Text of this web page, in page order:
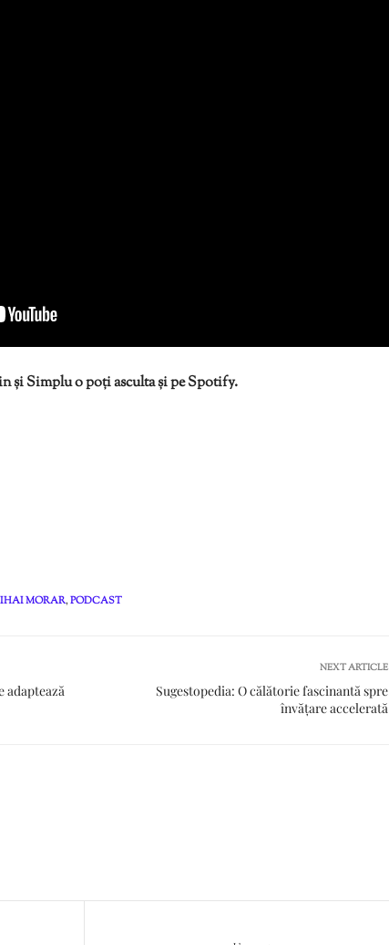
și Simplu o poți asculta și pe Spotify.
MORAR,PODCAST
adaptează
NEXT ARTICLE
Sugestopedia: O călătorie fascinantă spre
învățare accelerată